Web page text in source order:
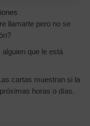
llamarte pero no se
alguien que le está
cartas muestran si la
horas o días.